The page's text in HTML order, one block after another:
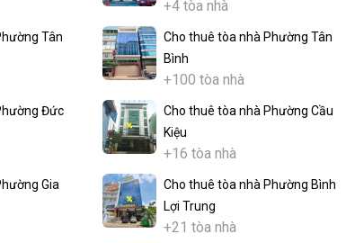
+4 tòa nhà
Tân
Cho thuê tòa nhà Phường Tân
Bình
+100 tòa nhà
Đức
Cho thuê tòa nhà Phường Cầu
Kiệu
+16 tòa nhà
Gia
Cho thuê tòa nhà Phường Bình
Lợi Trung
+21 tòa nhà